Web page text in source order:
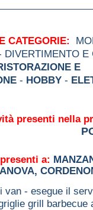
CATEGORIE:
DIVERTIMENTO
E
- HOBBY -
presenti nella
a:
,
van - esegue il
grill barbecue